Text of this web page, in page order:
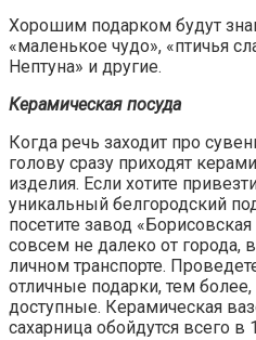
Хорошим подарком будут
«маленькое чудо», «птичья
Нептуна» и другие.
Керамическая посуда
Когда речь заходит про
голову сразу приходят
изделия. Если хотите
уникальный белгородский
посетите завод
совсем не далеко от города,
личном транспорте.
отличные подарки, тем
доступные. Керамическая
сахарница обойдутся всего в